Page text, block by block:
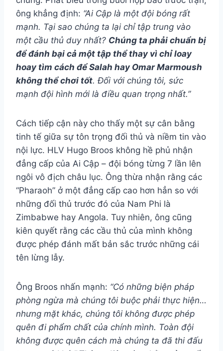
ông khẳng định: “Ai Cập là một đội bóng rất
mạnh. Tại sao chúng ta lại chỉ tập trung vào
một cầu thủ duy nhất? Chúng ta phải chuẩn bị
để đánh bại cả một tập thể thay vì chỉ loay
hoay tìm cách để Salah hay Omar Marmoush
không thể chơi tốt. Đối với chúng tôi, sức
mạnh đội hình mới là điều quan trọng nhất.”
Cách tiếp cận này cho thấy một sự cân bằng
tinh tế giữa sự tôn trọng đối thủ và niềm tin vào
nội lực. HLV Hugo Broos không hề phủ nhận
đẳng cấp của Ai Cập – đội bóng từng 7 lần lên
ngôi vô địch châu lục. Ông thừa nhận rằng các
“Pharaoh” ở một đẳng cấp cao hơn hẳn so với
những đối thủ trước đó của Nam Phi là
Zimbabwe hay Angola. Tuy nhiên, ông cũng
kiên quyết rằng các cầu thủ của mình không
được phép đánh mất bản sắc trước những cái
tên lừng lẫy.
Ông Broos nhấn mạnh: “Có những biện pháp
phòng ngừa mà chúng tôi buộc phải thực hiện…
nhưng mặt khác, chúng tôi không được phép
quên đi phẩm chất của chính mình. Toàn đội
không được quên cách mà chúng ta đã thi đấu